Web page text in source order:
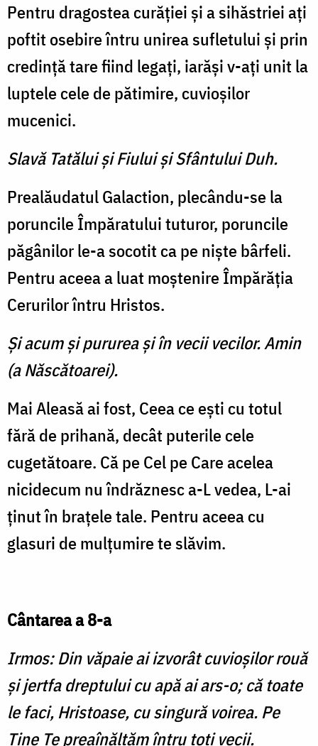
Pentru dragostea curăţiei şi a sihăstriei aţi
poftit osebire întru unirea sufletului şi prin
credinţă tare fiind legaţi, iarăşi v-aţi unit la
luptele cele de pătimire, cuvioşilor
mucenici.
Slavă Tatălui şi Fiului şi Sfântului Duh.
Prealăudatul Galaction, plecându-se la
poruncile Împăratului tuturor, poruncile
păgânilor le-a socotit ca pe nişte bârfeli.
Pentru aceea a luat moştenire Împărăţia
Cerurilor întru Hristos.
Şi acum şi pururea şi în vecii vecilor. Amin
(a Născătoarei).
Mai Aleasă ai fost, Ceea ce eşti cu totul
fără de prihană, decât puterile cele
cugetătoare. Că pe Cel pe Care acelea
nicidecum nu îndrăznesc a-L vedea, L-ai
ţinut în braţele tale. Pentru aceea cu
glasuri de mulţumire te slăvim.
Cântarea a 8-a
Irmos: Din văpaie ai izvorât cuvioşilor rouă
şi jertfa dreptului cu apă ai ars-o; că toate
le faci, Hristoase, cu singură voirea. Pe
Tine Te preaînălţăm întru toţi vecii.